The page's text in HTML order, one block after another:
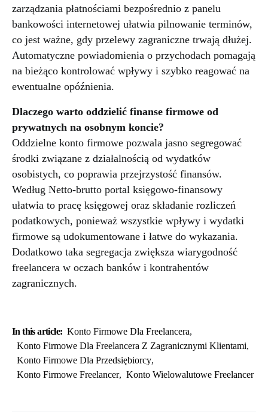
zarządzania płatnościami bezpośrednio z panelu
bankowości internetowej ułatwia pilnowanie terminów,
co jest ważne, gdy przelewy zagraniczne trwają dłużej.
Automatyczne powiadomienia o przychodach pomagają
na bieżąco kontrolować wpływy i szybko reagować na
ewentualne opóźnienia.
Dlaczego warto oddzielić finanse firmowe od
prywatnych na osobnym koncie?
Oddzielne konto firmowe pozwala jasno segregować
środki związane z działalnością od wydatków
osobistych, co poprawia przejrzystość finansów.
Według Netto-brutto portal księgowo-finansowy
ułatwia to pracę księgowej oraz składanie rozliczeń
podatkowych, ponieważ wszystkie wpływy i wydatki
firmowe są udokumentowane i łatwe do wykazania.
Dodatkowo taka segregacja zwiększa wiarygodność
freelancera w oczach banków i kontrahentów
zagranicznych.
In this article: Konto Firmowe Dla Freelancera,
Konto Firmowe Dla Freelancera Z Zagranicznymi Klientami,
Konto Firmowe Dla Przedsiębiorcy,
Konto Firmowe Freelancer, Konto Wielowalutowe Freelancer